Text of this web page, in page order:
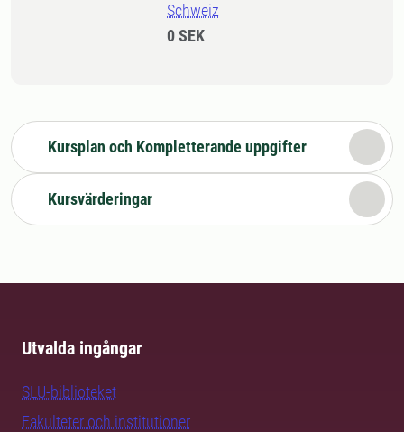
Schweiz
0 SEK
Kursplan och Kompletterande uppgifter
Kursvärderingar
Utvalda ingångar
SLU-biblioteket
Fakulteter och institutioner